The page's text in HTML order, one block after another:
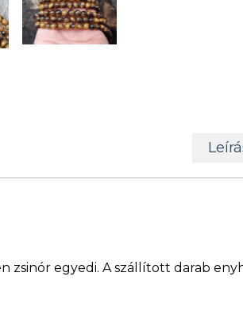
zsinór egyedi. A szállított darab